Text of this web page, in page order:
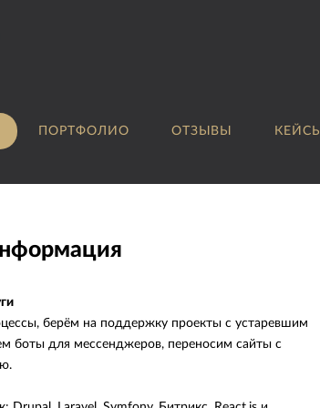
ПОРТФОЛИО ОТЗЫВЫ КЕЙСЫ
берём на поддержку проекты с устаревшим
боты для мессенджеров, переносим сайты с
Средняя оценка
клиентами:
4.6